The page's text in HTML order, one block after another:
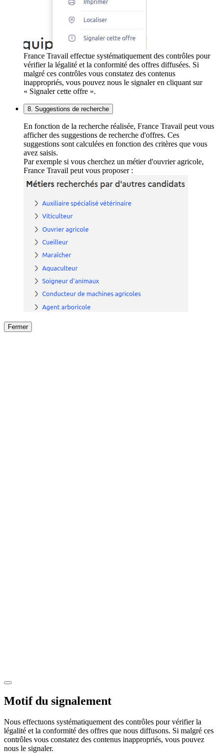
France Travail effectue systématiquement des contrôles pour
vérifier la légalité et la conformité des offres diffusées. Si
malgré ces contrôles vous constatez des contenus
inappropriés, vous pouvez nous le signaler en cliquant sur
« Signaler cette offre ».
8. Suggestions de recherche
En fonction de la recherche réalisée, France Travail peut vous
afficher des suggestions de recherche d'offres. Ces
suggestions sont calculées en fonction des critères que vous
avez saisis.
Par exemple si vous cherchez un métier d'ouvrier agricole,
France Travail peut vous proposer :
Fermer
Motif du signalement
Nous effectuons systématiquement des contrôles pour vérifier la
légalité et la conformité des offres que nous diffusons. Si malgré ces
contrôles vous constatez des contenus inappropriés, vous pouvez
nous le signaler.